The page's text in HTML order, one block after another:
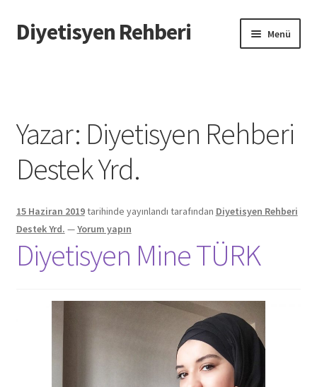
Dolaşıma
geç
İçeriğe
geç
Diyetisyen Rehberi Menü
Hata Bildir
iletişim
Sayfamı Düzenlemek İstiyorum
Yardım
Yazar: Diyetisyen Rehberi
Destek Yrd.
15 Haziran 2019tarihinde yayınlandı tarafından Diyetisyen Rehberi
Destek Yrd. —Yorum yapın
Diyetisyen Mine TÜRK